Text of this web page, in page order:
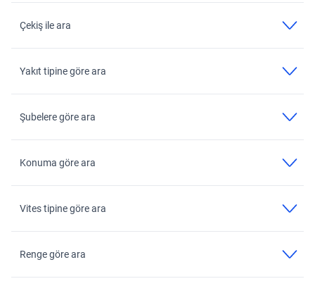
Çekiş ile ara
Yakıt tipine göre ara
Şubelere göre ara
Konuma göre ara
Vites tipine göre ara
Renge göre ara